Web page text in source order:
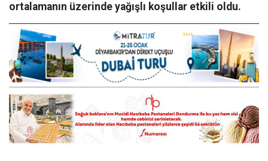
ortalamanın üzerinde yağışlı koşullar etkili oldu.